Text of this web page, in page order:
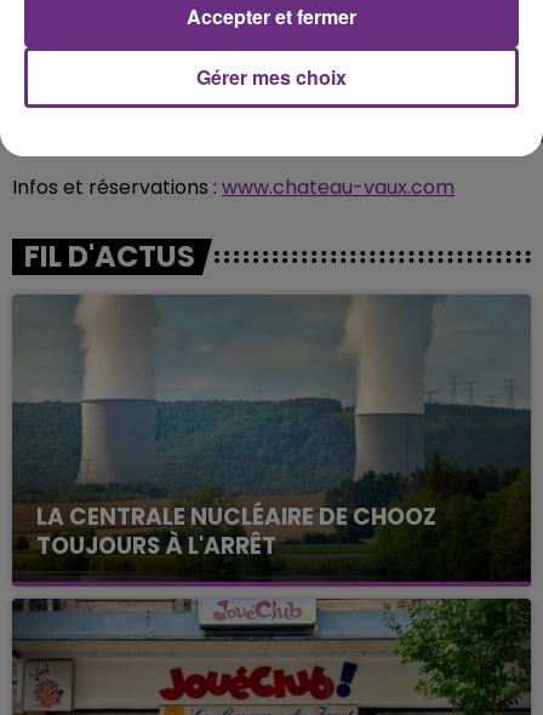
Infos et réservations : www.chateau-vaux.com
FIL D'ACTUS
LA CENTRALE NUCLÉAIRE DE CHOOZ
TOUJOURS À L'ARRÊT
Cela fait déjà une semaine que la centrale
nucléaire ardennaise est à l'arrêt. Une situation
justifiée par la sécheresse intense qui est toujours
présente.
Gérer mes choix
Accepter et fermer